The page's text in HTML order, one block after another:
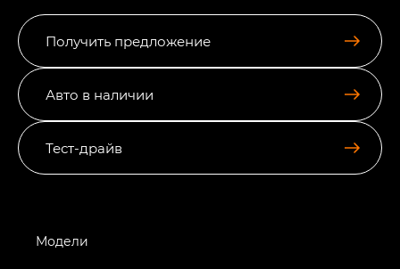
Получить предложение
Авто в наличии
Тест-драйв
Модели